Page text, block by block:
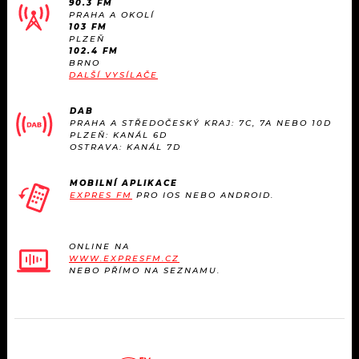
KALENDÁŘ
TRENDY
MIX
PROGRAM
PLAYLIST
90.3 FM
PRAHA A OKOLÍ
103 FM
PLZEŇ
102.4 FM
BRNO
DALŠÍ VYSÍLAČE
DAB
PRAHA A STŘEDOČESKÝ KRAJ: 7C, 7A NEBO 10D
PLZEŇ: KANÁL 6D
OSTRAVA: KANÁL 7D
MOBILNÍ APLIKACE
EXPRES FM PRO IOS NEBO ANDROID.
ONLINE NA
WWW.EXPRESFM.CZ
NEBO PŘÍMO NA SEZNAMU.